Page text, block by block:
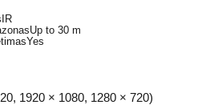
IR
Up to 30 m
Yes
1920 × 1080, 1280 × 720)